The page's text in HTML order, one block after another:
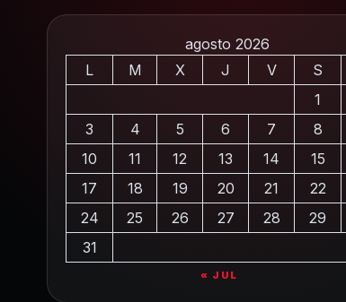
agosto 2026
L
M X J V S
1
3
4 5 6 7 8
10
11 12 13 14 15
17
18 19 20 21 22
24
25 26 27 28 29
31
« JUL